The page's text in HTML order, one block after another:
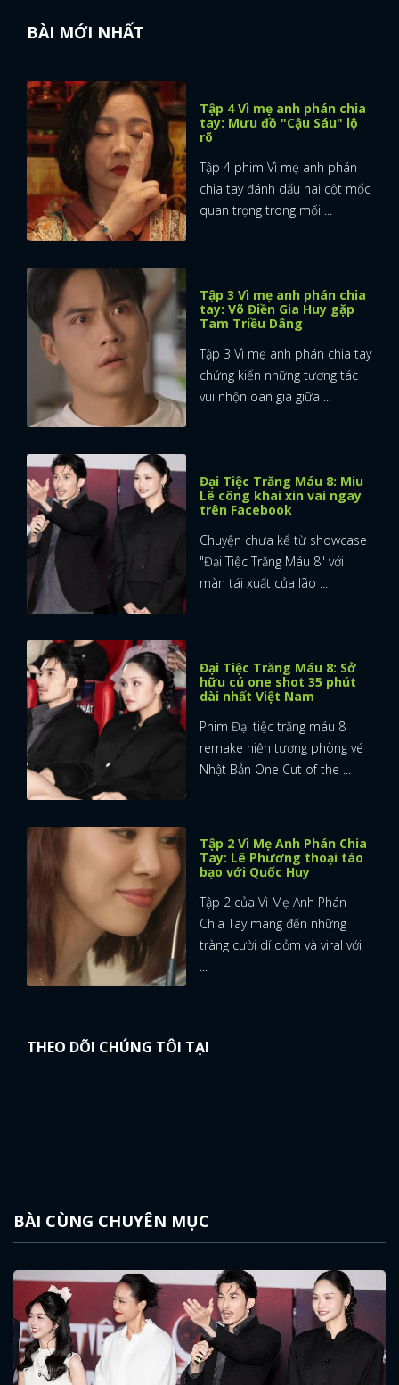
BÀI MỚI NHẤT
Tập 4 Vì mẹ anh phán chia
tay: Mưu đồ "Cậu Sáu" lộ
rõ
Tập 4 phim Vì mẹ anh phán
chia tay đánh dấu hai cột mốc
quan trọng trong mối ...
Tập 3 Vì mẹ anh phán chia
tay: Võ Điền Gia Huy gặp
Tam Triều Dâng
Tập 3 Vì mẹ anh phán chia tay
chứng kiến những tương tác
vui nhộn oan gia giữa ...
Đại Tiệc Trăng Máu 8: Miu
Lê công khai xin vai ngay
trên Facebook
Chuyện chưa kể từ showcase
"Đại Tiệc Trăng Máu 8" với
màn tái xuất của lão ...
Đại Tiệc Trăng Máu 8: Sở
hữu cú one shot 35 phút
dài nhất Việt Nam
Phim Đại tiệc trăng máu 8
remake hiện tượng phòng vé
Nhật Bản One Cut of the ...
Tập 2 Vì Mẹ Anh Phán Chia
Tay: Lê Phương thoại táo
bạo với Quốc Huy
Tập 2 của Vì Mẹ Anh Phán
Chia Tay mang đến những
tràng cười dí dỏm và viral với
...
THEO DÕI CHÚNG TÔI TẠI
BÀI CÙNG CHUYÊN MỤC